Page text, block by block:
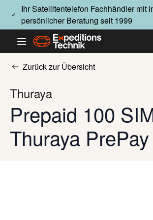
Direkt zum Inhalt
Ihr Satellitentelefon Fachhändler mit
persönlicher Beratung seit 1999
Zurück zur Übersicht
Thuraya
Prepaid 100
Thuraya PrePay